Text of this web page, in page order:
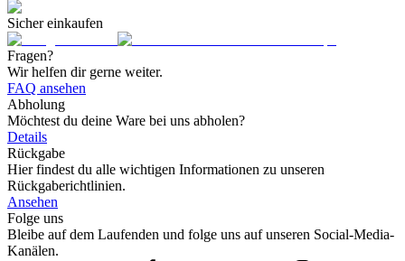
Sicher einkaufen
Fragen?
Wir helfen dir gerne weiter.
FAQ ansehen
Abholung
Möchtest du deine Ware bei uns abholen?
Details
Rückgabe
Hier findest du alle wichtigen Informationen zu unseren
Rückgaberichtlinien.
Ansehen
Folge uns
Bleibe auf dem Laufenden und folge uns auf unseren Social-Media-
Kanälen.